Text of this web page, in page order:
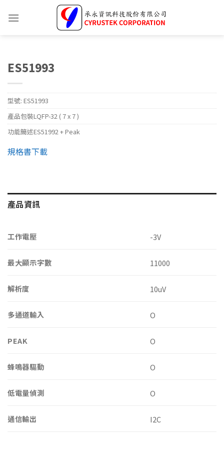
ES51993
型號: ES51993
產品包裝LQFP-32 ( 7 x 7 )
功能簡述ES51992 + Peak
規格書下載
產品資訊
工作電壓 -3V
最大顯示字數 11000
解析度 10uV
多通道輸入 O
PEAK O
蜂鳴器驅動 O
低電量偵測 O
通信輸出 I2C